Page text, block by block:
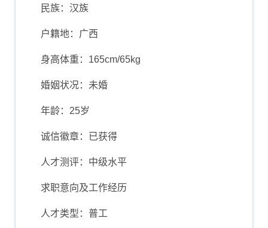
民族：汉族
户籍地：广西
身高体重：165cm/65kg
婚姻状况：未婚
年龄：25岁
诚信徽章：已获得
人才测评：中级水平
求职意向及工作经历
人才类型：普工